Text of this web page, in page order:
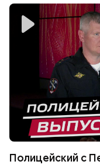
Полицейский с